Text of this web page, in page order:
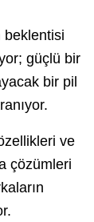
beklentisi
güçlü bir
bir pil
ve
çözümleri